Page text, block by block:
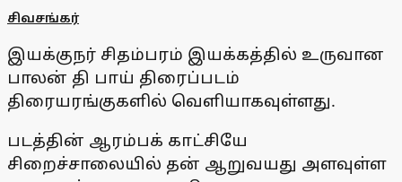
சிவசங்கர்
இயக்குநர் சிதம்பரம் இயக்கத்தில் உருவான
பாலன் தி பாய் திரைப்படம்
திரையரங்குகளில் வெளியாகவுள்ளது.
படத்தின் ஆரம்பக் காட்சியே
சிறைச்சாலையில் தன் ஆறுவயது அளவுள்ள